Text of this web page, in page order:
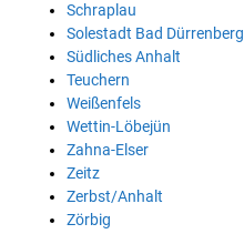
Schraplau
Solestadt Bad Dürrenberg
Südliches Anhalt
Teuchern
Weißenfels
Wettin-Löbejün
Zahna-Elser
Zeitz
Zerbst/Anhalt
Zörbig